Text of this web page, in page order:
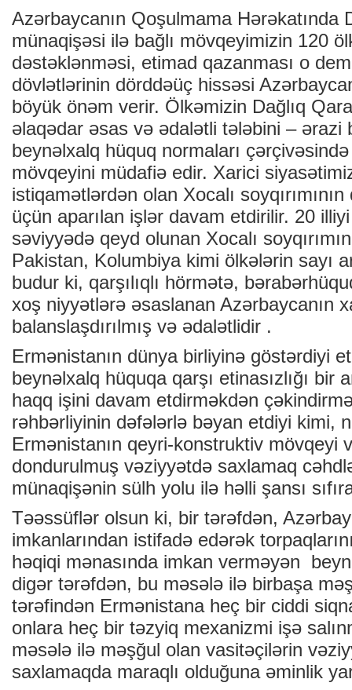
Azərbaycanın Qoşulmama Hərəkatında
münaqişəsi ilə bağlı mövqeyimizin 120
dəstəklənməsi, etimad qazanması o
dövlətlərinin dörddəüç hissəsi
böyük önəm verir. Ölkəmizin Dağlıq
əlaqədar əsas və ədalətli tələbini – ərazi
beynəlxalq hüquq normaları
mövqeyini müdafiə edir. Xarici
istiqamətlərdən olan Xocalı
üçün aparılan işlər davam etdirilir. 20
səviyyədə qeyd olunan Xocalı
Pakistan, Kolumbiya kimi ölkələrin sayı
budur ki, qarşılıqlı hörmətə,
xoş niyyətlərə əsaslanan Azərbaycanın
balanslaşdırılmış və ədalətlidir .
Ermənistanın dünya birliyinə göstərdiyi
beynəlxalq hüquqa qarşı etinasızlığı bir
haqq işini davam etdirməkdən
rəhbərliyinin dəfələrlə bəyan etdiyi kimi,
Ermənistanın qeyri-konstruktiv mövqeyi
dondurulmuş vəziyyətdə saxlamaq
münaqişənin sülh yolu ilə həlli şansı
Təəssüflər olsun ki, bir tərəfdən,
imkanlarından istifadə edərək
həqiqi mənasında imkan verməyən
digər tərəfdən, bu məsələ ilə birbaşa
tərəfindən Ermənistana heç bir ciddi
onlara heç bir təzyiq mexanizmi işə
məsələ ilə məşğul olan vasitəçilərin
saxlamaqda maraqlı olduğuna əminlik